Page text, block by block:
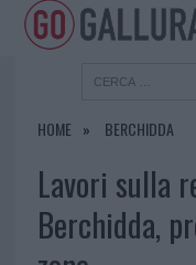
HOME BERCHIDDA
Lavori sulla
Berchidda,